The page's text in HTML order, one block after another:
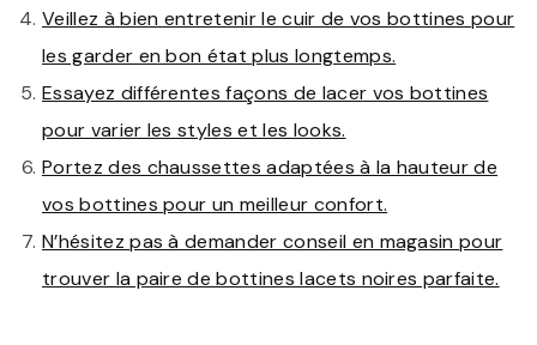
Veillez à bien entretenir le cuir de vos bottines pour
les garder en bon état plus longtemps.
Essayez différentes façons de lacer vos bottines
pour varier les styles et les looks.
Portez des chaussettes adaptées à la hauteur de
vos bottines pour un meilleur confort.
N’hésitez pas à demander conseil en magasin pour
trouver la paire de bottines lacets noires parfaite.